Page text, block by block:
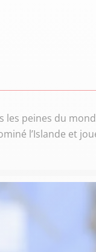
les peines du
l’Islande et